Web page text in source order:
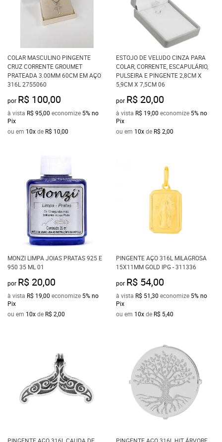
COLAR MASCULINO PINGENTE
CRUZ CORRENTE GROUMET
PRATEADA 3.00MM 60CM EM AÇO
316L 2755060
por R$ 100,00
à vista R$ 95,00 economize 5%no
Pix
ou em 10xde R$ 10,00
ESTOJO DE VELUDO CINZA PARA
COLAR, CORRENTE, ESCAPULÁRIO,
PULSEIRA E PINGENTE 2,8CM X
5,9CM X 7,5CM 06
por R$ 20,00
à vista R$ 19,00 economize 5%no
Pix
ou em 10xde R$ 2,00
MONZI LIMPA JOIAS PRATAS 925 E
950 35 ML 01
por R$ 20,00
à vista R$ 19,00 economize 5%no
Pix
ou em 10xde R$ 2,00
PINGENTE AÇO 316L MILAGROSA
15X11MM GOLD IPG - 311336
por R$ 54,00
à vista R$ 51,30 economize 5%no
Pix
ou em 10xde R$ 5,40